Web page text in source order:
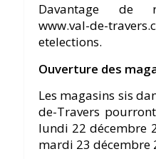
Davantage de
www.val-de-
etelections.
Ouverture des
Les magasins sis
de-Travers
lundi 22 décembre
mardi 23 décembre